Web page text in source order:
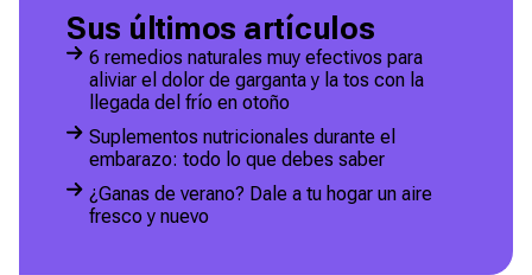
Sus últimos artículos
6 remedios naturales muy efectivos para
aliviar el dolor de garganta y la tos con la
llegada del frío en otoño
Suplementos nutricionales durante el
embarazo: todo lo que debes saber
¿Ganas de verano? Dale a tu hogar un aire
fresco y nuevo